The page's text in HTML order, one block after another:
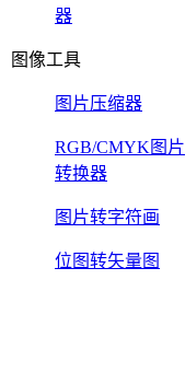
器
图像工具
图片压缩器
RGB/CMYK图片
转换器
图片转字符画
位图转矢量图